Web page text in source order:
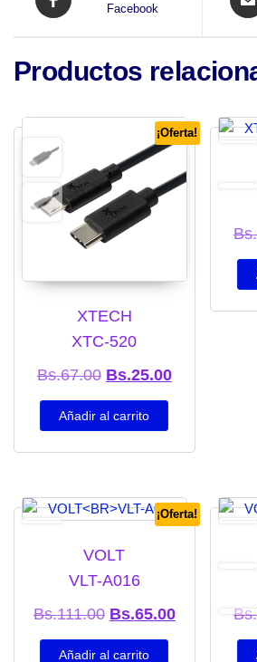
Facebook
Productos
¡Oferta!
XTECH
XTC-520
Bs.67.00 El precio original era:
Bs.25.00El precio
Añadir al carrito
Bs.
¡Oferta!
VOLT
VLT-A016
Bs.111.00 El precio original
Bs.65.00El precio
Añadir al carrito
Bs.